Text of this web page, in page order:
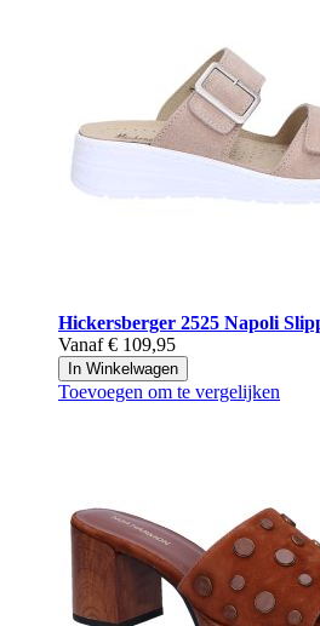
Hickersberger 2525 Napoli
Vanaf € 109,95
In Winkelwagen
Toevoegen om te vergelijken